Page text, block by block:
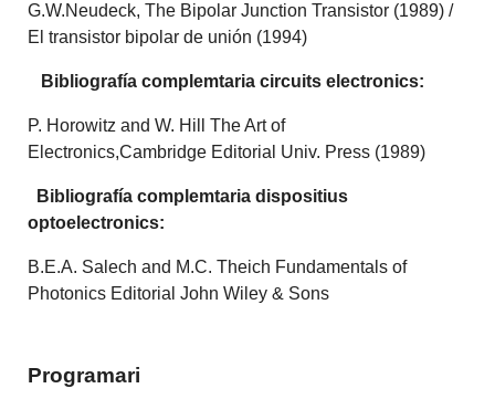
G.W.Neudeck, The Bipolar Junction Transistor (1989) /
El transistor bipolar de unión (1994)
Bibliografía complemtaria circuits electronics:
P. Horowitz and W. Hill The Art of
Electronics,Cambridge Editorial Univ. Press (1989)
Bibliografía complemtaria dispositius
optoelectronics:
B.E.A. Salech and M.C. Theich Fundamentals of
Photonics Editorial John Wiley & Sons
Programari